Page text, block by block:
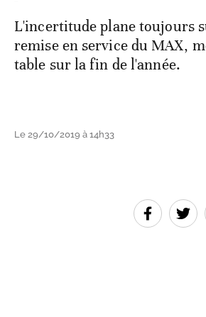
L'incertitude plane toujours
remise en service du MAX,
table sur la fin de l'année.
Le 29/10/2019 à 14h33